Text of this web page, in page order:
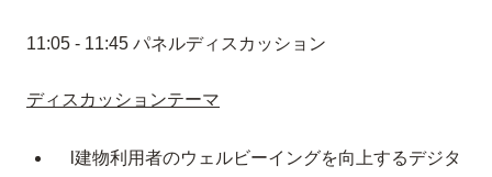
11:05 - 11:45 パネルディスカッション
ディスカッションテーマ
l建物利用者のウェルビーイングを向上するデジタ